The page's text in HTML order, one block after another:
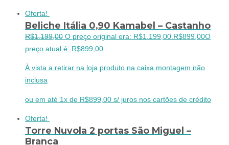
Oferta!
Beliche Itália 0,90 Kamabel – Castanho
R$1.199,00 O preço original era: R$1.199,00. R$899,00O
preço atual é: R$899,00.
À vista a retirar na loja produto na caixa montagem não
inclusa
ou em até 1x de R$899,00 s/ juros nos cartões de crédito
Oferta!
Torre Nuvola 2 portas São Miguel –
Branca